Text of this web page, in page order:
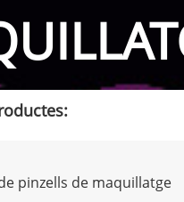
pinzells de maquillatge